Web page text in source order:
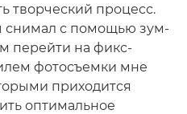
творческий процесс.
снимал с помощью зум-
перейти на фикс-
фотосъемки мне
приходится
оптимальное